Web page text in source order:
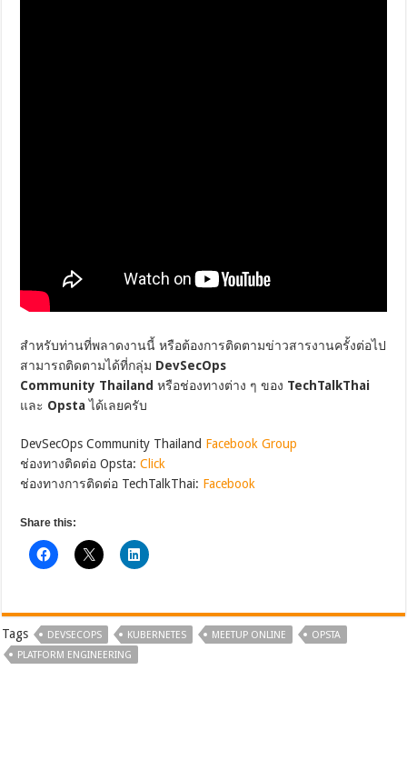
สำหรับท่านที่พลาดงานนี้ หรือต้องการติดตามข่าวสารงานครั้งต่อไป
สามารถติดตามได้ที่กลุ่ม DevSecOps
Community Thailandหรือช่องทางต่าง ๆ ของ TechTalkThai
และ Opstaได้เลยครับ
DevSecOps Community Thailand Facebook Group
ช่องทางติดต่อ Opsta: Click
ช่องทางการติดต่อ TechTalkThai: Facebook
Share this:
Tags DEVSECOPS KUBERNETES MEETUP ONLINE
OPSTA
PLATFORM ENGINEERING